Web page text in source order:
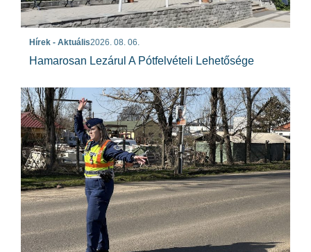
Hírek - Aktuális2026. 08. 06.
Hamarosan Lezárul A Pótfelvételi Lehetősége